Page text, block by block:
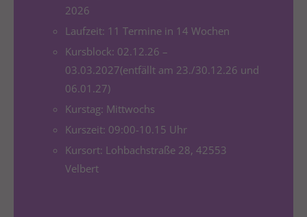
quam felis, ultricies nec.
2026
Laufzeit: 11 Termine in 14 Wochen
Kursblock: 02.12.26 –
03.03.2027(entfällt am 23./30.12.26 und
06.01.27)
Kurstag: Mittwochs
Kurszeit: 09:00-10.15 Uhr
Kursort: Lohbachstraße 28, 42553
Velbert